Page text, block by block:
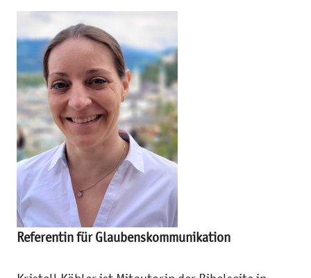
Referentin für Glaubenskommunikation